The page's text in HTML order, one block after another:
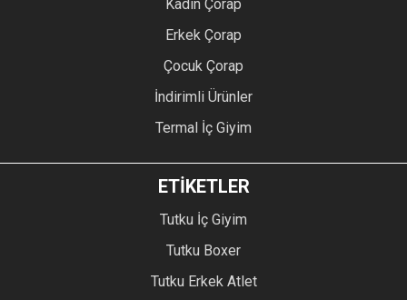
Kadın Çorap
Erkek Çorap
Çocuk Çorap
İndirimli Ürünler
Termal İç Giyim
ETİKETLER
Tutku İç Giyim
Tutku Boxer
Tutku Erkek Atlet